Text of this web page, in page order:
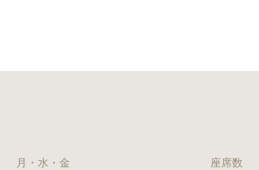
月・水・金
座席数